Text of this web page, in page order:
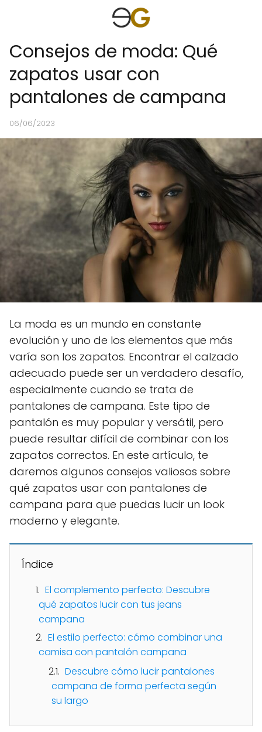
Consejos de moda: Qué
zapatos usar con
pantalones de campana
06/06/2023
La moda es un mundo en constante
evolución y uno de los elementos que más
varía son los zapatos. Encontrar el calzado
adecuado puede ser un verdadero desafío,
especialmente cuando se trata de
pantalones de campana. Este tipo de
pantalón es muy popular y versátil, pero
puede resultar difícil de combinar con los
zapatos correctos. En este artículo, te
daremos algunos consejos valiosos sobre
qué zapatos usar con pantalones de
campana para que puedas lucir un look
moderno y elegante.
Índice
El complemento perfecto: Descubre
qué zapatos lucir con tus jeans
campana
El estilo perfecto: cómo combinar una
camisa con pantalón campana
Descubre cómo lucir pantalones
campana de forma perfecta según
su largo